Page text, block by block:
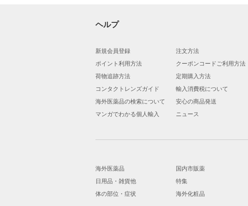
ヘルプ
新規会員登録 注文方法
ポイント利用方法
クーポンコードご利用方法
荷物追跡方法
定期購入方法
コンタクトレンズガイド
輸入消費税について
海外医薬品の検索について
安心の商品発送
マンガでわかる個人輸入
ニュース
海外医薬品 国内市販薬
日用品・雑貨他
特集
体の部位・症状
海外化粧品